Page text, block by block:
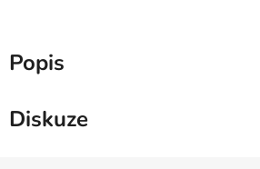
Popis
Diskuze